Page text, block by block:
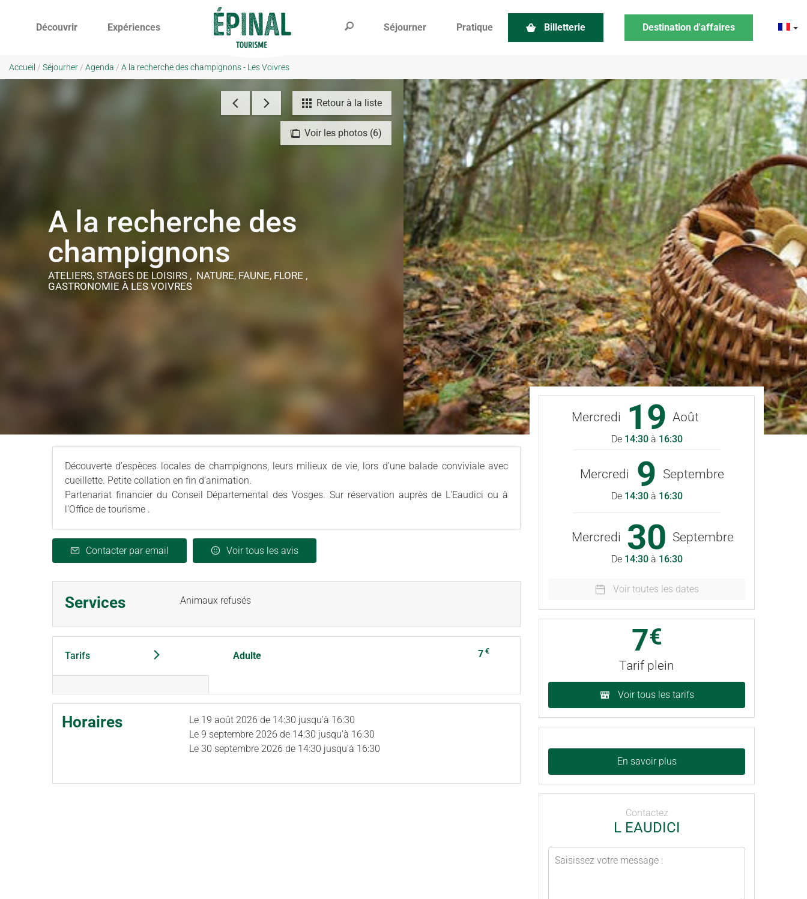
Découvrir Expériences Séjourner Pratique Billetterie Destination d'affaires
Accueil / Séjourner / Agenda / A la recherche des champignons - Les Voivres
Retour à la liste
Voir les photos (6)
A la recherche des
champignons
ATELIERS, STAGES DE LOISIRS , NATURE, FAUNE, FLORE ,
GASTRONOMIE À LES VOIVRES
Découverte d’espèces locales de champignons, leurs milieux de vie, lors d’une balade conviviale avec
cueillette. Petite collation en fin d’animation.
Partenariat financier du Conseil Départemental des Vosges. Sur réservation auprès de L'Eaudici ou à
l'Office de tourisme .
Contacter par email Voir tous les avis
Services Animaux refusés
Tarifs Adulte 7 €
Horaires Le 19 août 2026 de 14:30 jusqu'à 16:30
Le 9 septembre 2026 de 14:30 jusqu'à 16:30
Le 30 septembre 2026 de 14:30 jusqu'à 16:30
Mercredi 19 Août
De 14:30 à 16:30
Mercredi 9 Septembre
De 14:30 à 16:30
Mercredi 30 Septembre
De 14:30 à 16:30
Voir toutes les dates
7€
Tarif plein
Voir tous les tarifs
En savoir plus
Contactez
L EAUDICI